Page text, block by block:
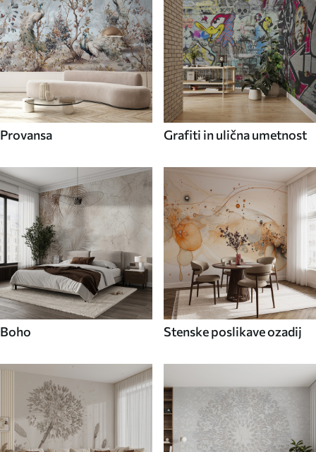
Provansa Grafiti in ulična umetnost
Boho Stenske poslikave ozadij